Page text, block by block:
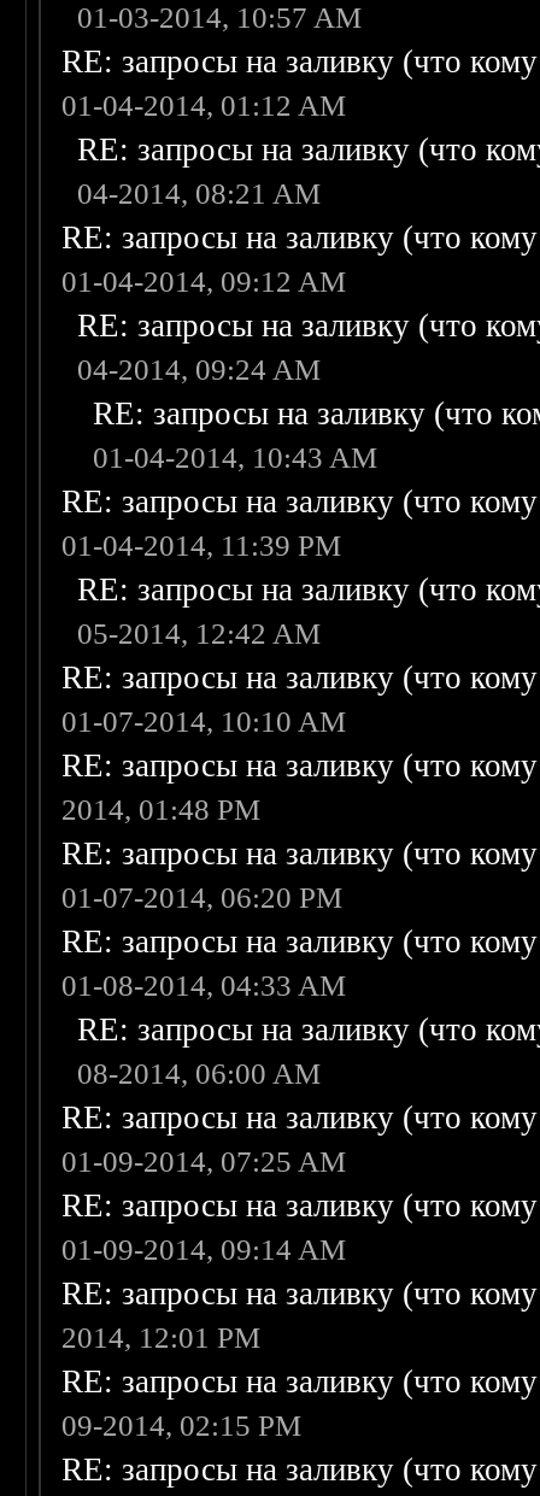
01-03-2014, 10:57 AM
RE: запросы на заливку (что
01-04-2014, 01:12 AM
RE: запросы на заливку (что
04-2014, 08:21 AM
RE: запросы на заливку (что
01-04-2014, 09:12 AM
RE: запросы на заливку (что
04-2014, 09:24 AM
RE: запросы на заливку (что
01-04-2014, 10:43 AM
RE: запросы на заливку (что
01-04-2014, 11:39 PM
RE: запросы на заливку (что
05-2014, 12:42 AM
RE: запросы на заливку (что
01-07-2014, 10:10 AM
RE: запросы на заливку (что
2014, 01:48 PM
RE: запросы на заливку (что
01-07-2014, 06:20 PM
RE: запросы на заливку (что
01-08-2014, 04:33 AM
RE: запросы на заливку (что
08-2014, 06:00 AM
RE: запросы на заливку (что
01-09-2014, 07:25 AM
RE: запросы на заливку (что
01-09-2014, 09:14 AM
RE: запросы на заливку (что
2014, 12:01 PM
RE: запросы на заливку (что
09-2014, 02:15 PM
RE: запросы на заливку (что